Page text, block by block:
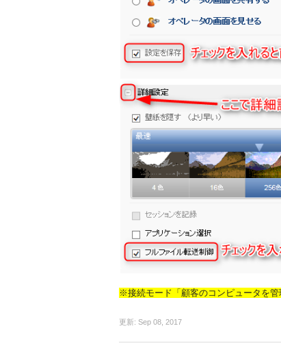
※接続モード「顧客のコンピュータを管
更新: Sep 08, 2017